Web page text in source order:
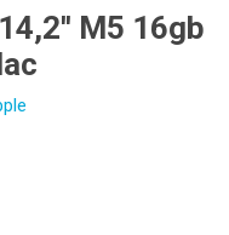
M5 16gb